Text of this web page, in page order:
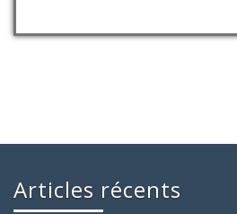
Articles récents